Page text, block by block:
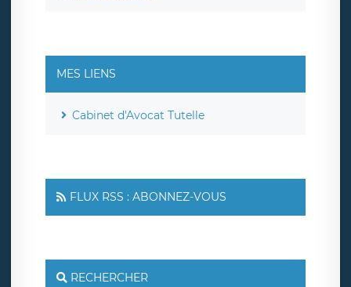
MES LIENS
Cabinet d'Avocat Tutelle
FLUX RSS : ABONNEZ-VOUS
RECHERCHER